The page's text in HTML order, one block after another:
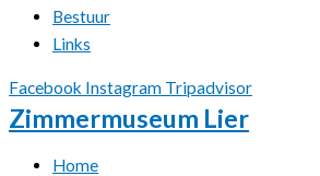
Bestuur
Links
Facebook Instagram Tripadvisor
Zimmermuseum Lier
Home